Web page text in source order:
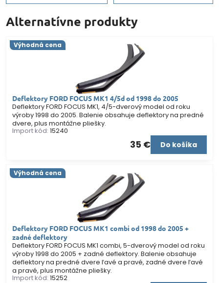
Alternatívne produkty
Deflektory FORD FOCUS MK1 4/5d od 1998 do 2005
Výhodná cena
Deflektory FORD FOCUS MK1, 4/5-dverový model od roku
výroby 1998 do 2005. Balenie obsahuje deflektory na predné
dvere, plus montážne pliešky.
Import kód: 15240
35 € Do košíka
Deflektory FORD FOCUS MK1 combi od 1998 do 2005 +
zadné deflektory
Výhodná cena
Deflektory FORD FOCUS MK1 combi, 5-dverový model od roku
výroby 1998 do 2005 + zadné deflektory. Balenie obsahuje
deflektory na predné dvere ľavé a pravé, zadné dvere ľavé
a pravé, plus montážne pliešky.
Import kód: 15252